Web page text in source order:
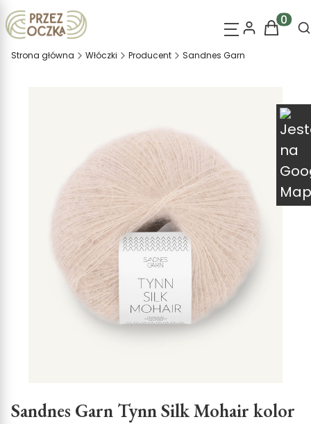
Strona główna Włóczki Producent Sandnes Garn
Sandnes Garn Tynn Silk Mohair kolor